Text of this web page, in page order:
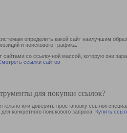
определить какой сайт наилучшим
и поискового трафика.
со ссылочной массой, которую они
ссылки сайтов
для покупки ссылок?
или доверить простановку ссылок
конкретного поискового запроса. Купить